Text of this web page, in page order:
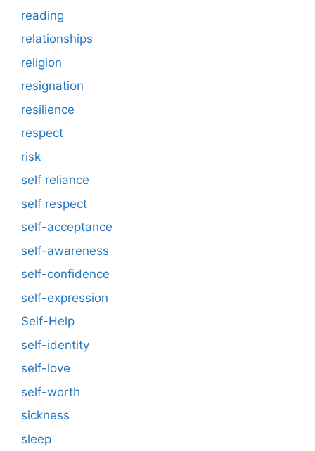
reading
relationships
religion
resignation
resilience
respect
risk
self reliance
self respect
self-acceptance
self-awareness
self-confidence
self-expression
Self-Help
self-identity
self-love
self-worth
sickness
sleep